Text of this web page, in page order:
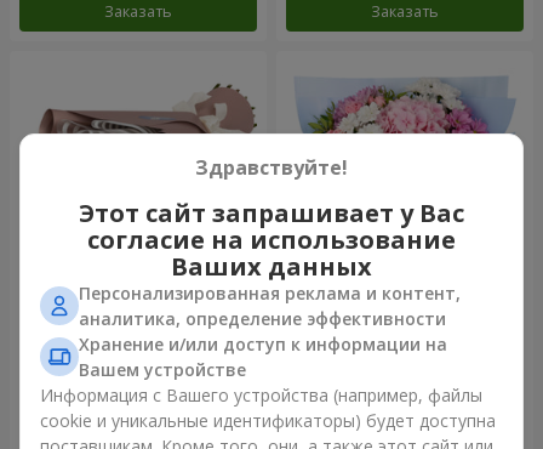
Заказать Заказать
Букет "7 розовых роз!"
1 074 грн
Заказать
Романтический букет
"Небеса"
Заказать
Здравствуйте!
Этот сайт запрашивает у Вас
согласие на использование
Ваших данных
Персонализированная реклама и контент,
аналитика, определение эффективности
Хранение и/или доступ к информации на
Вашем устройстве
Информация с Вашего устройства (например, файлы
cookie и уникальные идентификаторы) будет доступна